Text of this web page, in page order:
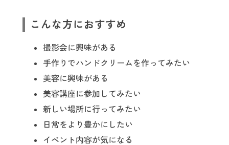
こんな方におすすめ
撮影会に興味がある
手作りでハンドクリームを作ってみたい
美容に興味がある
美容講座に参加してみたい
新しい場所に行ってみたい
日常をより豊かにしたい
イベント内容が気になる